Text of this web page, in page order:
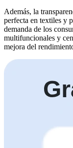
Además, la
perfecta en textiles y
demanda de los
multifuncionales y
mejora del